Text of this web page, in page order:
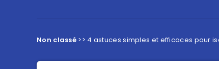
Non classé >> 4 astuces simples et efficaces pour